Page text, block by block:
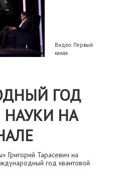
Видео: Первый
канал
ГОД
НА
Григорий Тарасевич на
год квантовой